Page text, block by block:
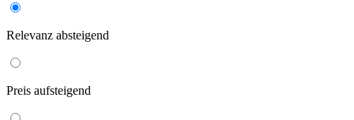
Relevanz absteigend
Preis aufsteigend